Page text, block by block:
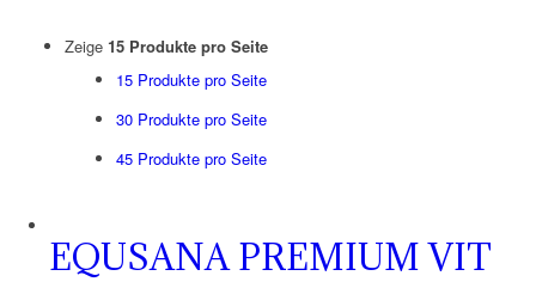
Zeige 15 Produkte pro Seite
15 Produkte pro Seite
30 Produkte pro Seite
45 Produkte pro Seite
EQUSANA PREMIUM VIT